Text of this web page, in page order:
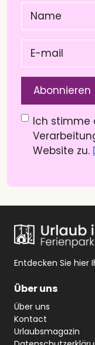
Ich stimme
Website zu.
Name
mail
Entdecken Sie hier
Über uns
Über uns
Kontact
Urlaubsmagazin